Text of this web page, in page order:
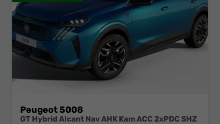
Peugeot 5008
GT Hybrid Alcant Nav AHK Kam ACC 2xPDC SHZ